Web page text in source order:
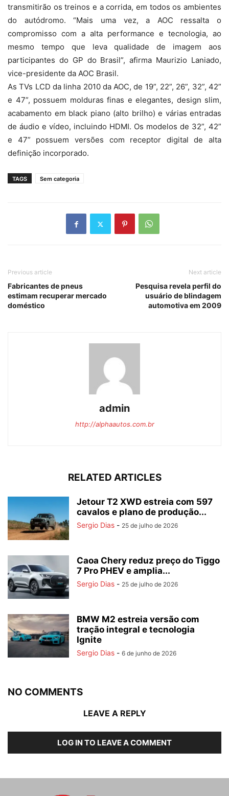
transmitirão os treinos e a corrida, em todos os ambientes
do autódromo. “Mais uma vez, a AOC ressalta o
compromisso com a alta performance e tecnologia, ao
mesmo tempo que leva qualidade de imagem aos
participantes do GP do Brasil”, afirma Maurizio Laniado,
vice-presidente da AOC Brasil.
As TVs LCD da linha 2010 da AOC, de 19”, 22”, 26”, 32”, 42”
e 47”, possuem molduras finas e elegantes, design slim,
acabamento em black piano (alto brilho) e várias entradas
de áudio e vídeo, incluindo HDMI. Os modelos de 32”, 42”
e 47” possuem versões com receptor digital de alta
definição incorporado.
TAGS Sem categoria
Previous article
Fabricantes de pneus
estimam recuperar mercado
doméstico
Next article
Pesquisa revela perfil do
usuário de blindagem
automotiva em 2009
admin
http://alphaautos.com.br
RELATED ARTICLES
Jetour T2 XWD estreia com 597
cavalos e plano de produção...
Sergio Dias - 25 de julho de 2026
Caoa Chery reduz preço do Tiggo
7 Pro PHEV e amplia...
Sergio Dias - 25 de julho de 2026
BMW M2 estreia versão com
tração integral e tecnologia
Ignite
Sergio Dias - 6 de junho de 2026
NO COMMENTS
LEAVE A REPLY
LOG IN TO LEAVE A COMMENT